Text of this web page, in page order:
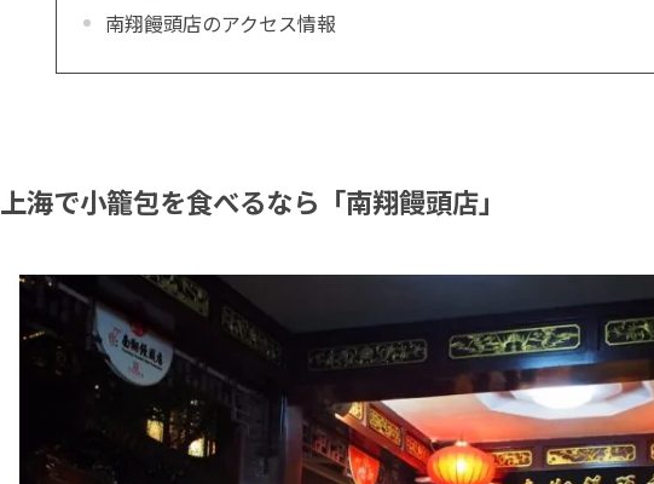
南翔饅頭店のアクセス情報
上海で小籠包を食べるなら「南翔饅頭店」